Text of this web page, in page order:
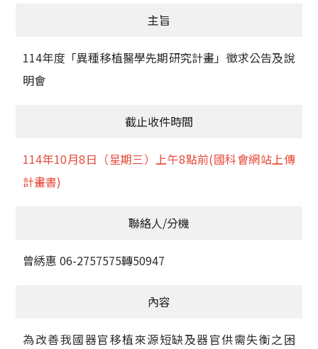
活動訊息
學術榮譽
活動花絮
主旨
114年度「異種移植醫學先期研究計畫」徵求公告及說
明會
截止收件時間
114年10月8日（星期三）上午8點前(國科會網站上傳
計畫書)
聯絡人/分機
曾綉惠 06-2757575轉50947
內容
為改善我國器官移植來源短缺及器官供需失衡之困